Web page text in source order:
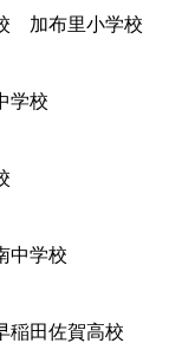
加布里小学校
学校
中学校
田佐賀高校